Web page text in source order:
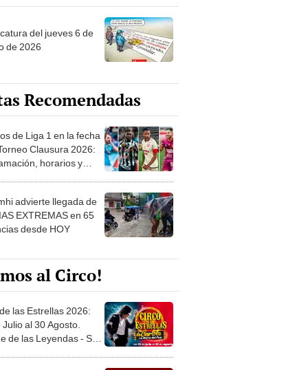
del jueves 6 de
de 2026
Recomendadas
de Liga 1 en la fecha
Clausura 2026:
horarios y
advierte llegada de
EXTREMAS en 65
desde HOY
al Circo!
las Estrellas 2026:
Julio al 30 Agosto.
de las Leyendas - San